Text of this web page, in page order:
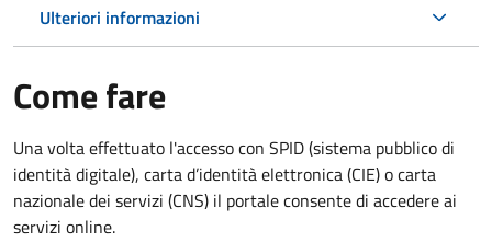
Ulteriori informazioni
Come fare
Una volta effettuato l'accesso con SPID (sistema pubblico di
identità digitale), carta d’identità elettronica (CIE) o carta
nazionale dei servizi (CNS) il portale consente di accedere ai
servizi online.